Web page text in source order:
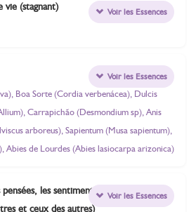
vie (stagnant) Voir les Essences
Boa Sorte (Cordia verbenácea), Dulcis
Carrapichão (Desmondium sp), Anis
arboreus), Sapientum (Musa sapientum),
Abies de Lourdes (Abies lasiocarpa arizonica)
Voir les Essences
les sentiments et les
et ceux des autres)
Voir les Essences